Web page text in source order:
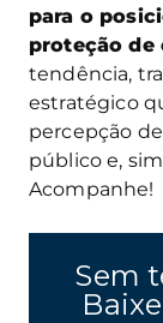
para o
proteção de
tendência,
estratégico
percepção
público e,
Acompanhe!
Sem